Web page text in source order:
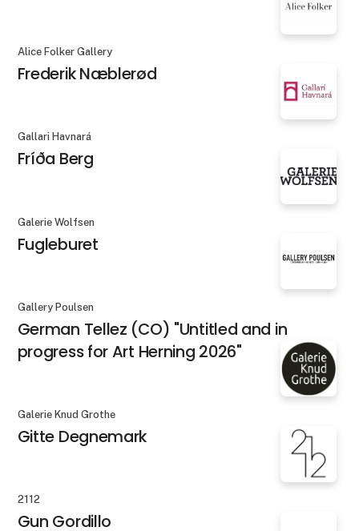
Alice Folker Gallery
Frederik Næblerød
Gallari Havnará
Fríða Berg
Galerie Wolfsen
Fugleburet
Gallery Poulsen
German Tellez (CO) "Untitled and in
progress for Art Herning 2026"
Galerie Knud Grothe
Gitte Degnemark
2112
Gun Gordillo